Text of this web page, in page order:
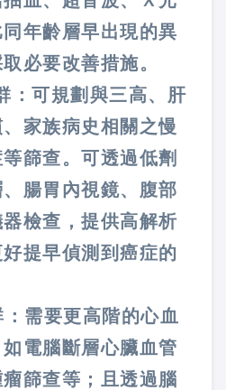
年齡層早出現的異
必要改善措施。
：可規劃與三高、肝
家族病史相關之慢
篩查。可透過低劑
腸胃內視鏡、腹部
檢查，提供高解析
提早偵測到癌症的
需要更高階的心血
電腦斷層心臟血管
篩查等；且透過腦